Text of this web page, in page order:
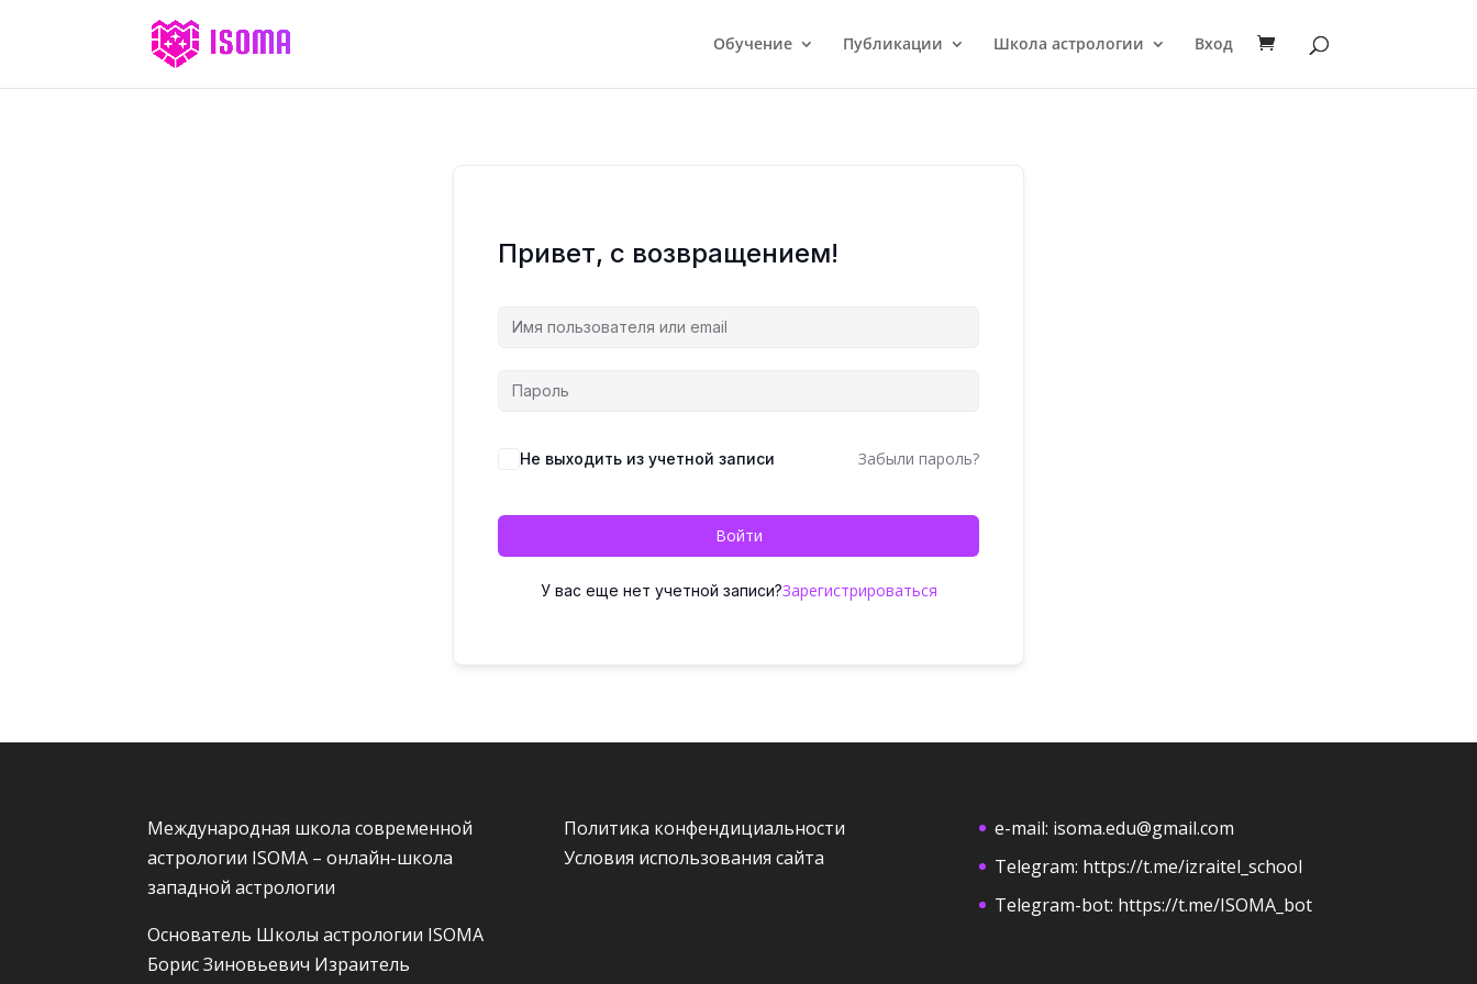
Обучение Публикации Школа астрологии Вход
Привет, с возвращением!
Не выходить из учетной записи Забыли пароль?
Войти
У вас еще нет учетной записи?Зарегистрироваться
Международная школа современной
астрологии ISOMA – онлайн-школа
западной астрологии
Основатель Школы астрологии ISOMA
Борис Зиновьевич Израитель
Политика конфендициальности
Условия использования сайта
e-mail: isoma.edu@gmail.com
Telegram: https://t.me/izraitel_school
Telegram-bot: https://t.me/ISOMA_bot